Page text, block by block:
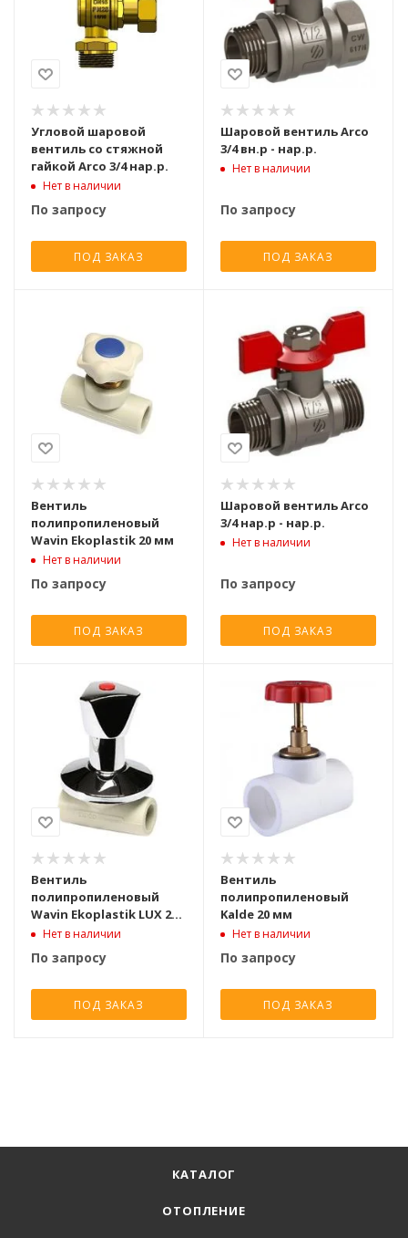
Угловой шаровой
вентиль со стяжной
гайкой Arco 3/4 нар.р.
Нет в наличии
По запросу
ПОД ЗАКАЗ
Шаровой вентиль Arco
3/4 вн.р - нар.р.
Нет в наличии
По запросу
ПОД ЗАКАЗ
Вентиль
полипропиленовый
Wavin Ekoplastik 20 мм
Нет в наличии
По запросу
ПОД ЗАКАЗ
Шаровой вентиль Arco
3/4 нар.р - нар.р.
Нет в наличии
По запросу
ПОД ЗАКАЗ
Вентиль
полипропиленовый
Wavin Ekoplastik LUX 20
ммНет в наличии
По запросу
ПОД ЗАКАЗ
Вентиль
полипропиленовый
Kalde 20 мм
Нет в наличии
По запросу
ПОД ЗАКАЗ
КАТАЛОГ
ОТОПЛЕНИЕ